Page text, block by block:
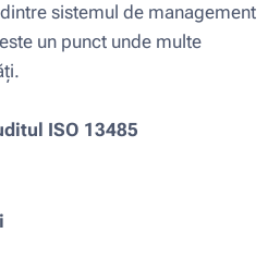
sistemul de management
un punct unde multe
ISO 13485